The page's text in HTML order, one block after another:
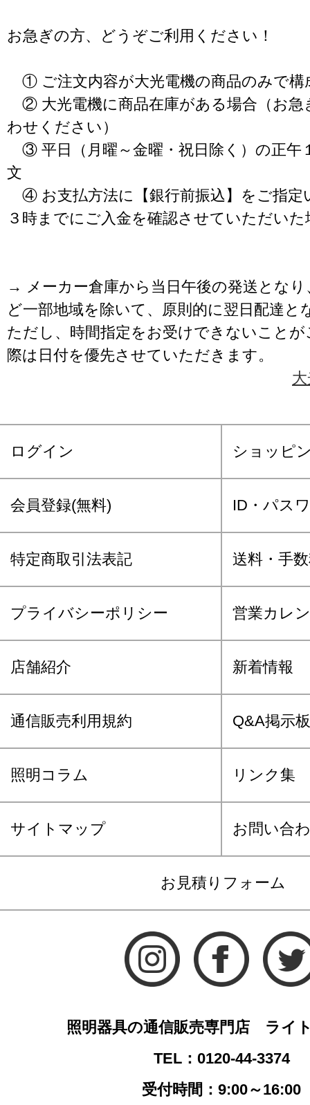
お急ぎの方、どうぞご利用ください！
① ご注文内容が大光電機の商品のみで構
② 大光電機に商品在庫がある場合（お急
わせください）
③ 平日（月曜～金曜・祝日除く）の正午
文
④ お支払方法に【銀行前振込】をご指定
３時までにご入金を確認させていただいた
→ メーカー倉庫から当日午後の発送となり
ど一部地域を除いて、原則的に翌日配達と
ただし、時間指定をお受けできないこと
際は日付を優先させていただきます。
ログイン ショッピ
会員登録(無料) ID・パス
特定商取引法表記 送料・手
プライバシーポリシー 営業カレ
店舗紹介 新着情報
通信販売利用規約 Q&A掲示板
照明コラム リンク集
サイトマップ お問い合
お見積りフォーム
照明器具の通信販売専門店 ライ
TEL：0120-44-3374
受付時間：9:00～16:00